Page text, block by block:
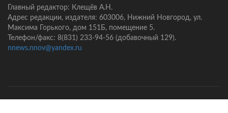
Главный редактор: Клещёв А.Н.
Адрес редакции, издателя: 603006, Нижний Новгород, ул.
Максима Горького, дом 151Б, помещение 5.
Телефон/факс: 8(831) 233-94-56 (добавочный 129).
nnews.nnov@yandex.ru